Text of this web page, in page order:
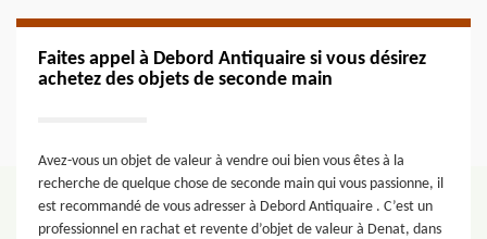
Faites appel à Debord Antiquaire si vous désirez
achetez des objets de seconde main
Avez-vous un objet de valeur à vendre oui bien vous êtes à la
recherche de quelque chose de seconde main qui vous passionne, il
est recommandé de vous adresser à Debord Antiquaire . C’est un
professionnel en rachat et revente d’objet de valeur à Denat, dans